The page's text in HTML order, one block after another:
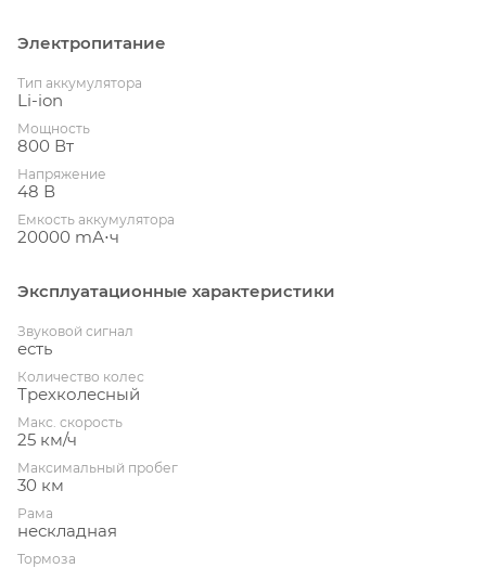
Электропитание
Тип аккумулятора
Li-ion
Мощность
800 Вт
Напряжение
48 В
Емкость аккумулятора
20000 mА⋅ч
Эксплуатационные характеристики
Звуковой сигнал
есть
Количество колес
Трехколесный
Макс. скорость
25 км/ч
Максимальный пробег
30 км
Рама
нескладная
Тормоза